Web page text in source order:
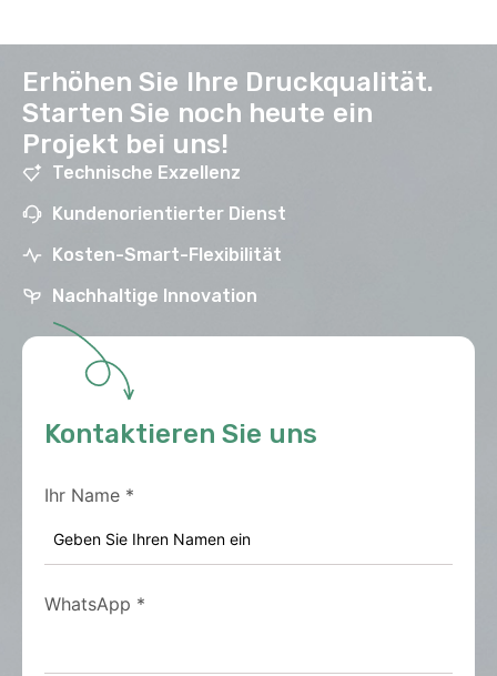
Erhöhen Sie Ihre Druckqualität.
Starten Sie noch heute ein
Projekt bei uns!
Technische Exzellenz
Kundenorientierter Dienst
Kosten-Smart-Flexibilität
Nachhaltige Innovation
Kontaktieren Sie uns
Ihr Name *
WhatsApp *